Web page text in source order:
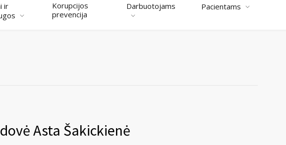
ir
Korupcijos
prevencija
Darbuotojams Pacientams
Asta Šakickienė